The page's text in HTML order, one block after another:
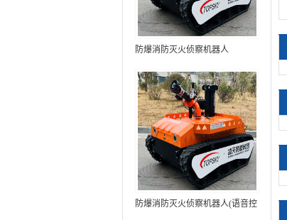
防爆消防灭火侦察机器人
防爆消防灭火侦察机器人(语音控